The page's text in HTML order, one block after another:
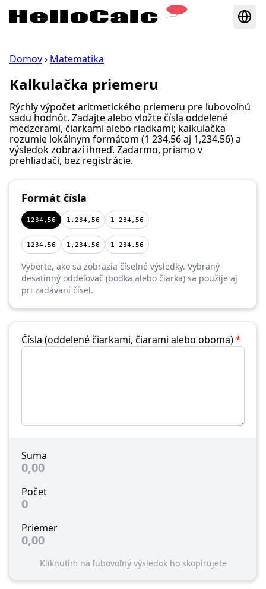
Domov› Matematika
Kalkulačka priemeru
Rýchly výpočet aritmetického priemeru pre ľubovoľnú
sadu hodnôt. Zadajte alebo vložte čísla oddelené
medzerami, čiarkami alebo riadkami; kalkulačka
rozumie lokálnym formátom (1 234,56 aj 1,234.56) a
výsledok zobrazí ihneď. Zadarmo, priamo v
prehliadači, bez registrácie.
Formát čísla
1234,56 1.234,56 1 234,56
1234.56 1,234.56 1 234.56
Vyberte, ako sa zobrazia číselné výsledky. Vybraný
desatinný oddeľovač (bodka alebo čiarka) sa použije aj
pri zadávaní čísel.
Čísla (oddelené čiarkami, čiarami alebo oboma)*
Suma
0,00
Počet
0
Priemer
0,00
Kliknutím na ľubovoľný výsledok ho skopírujete